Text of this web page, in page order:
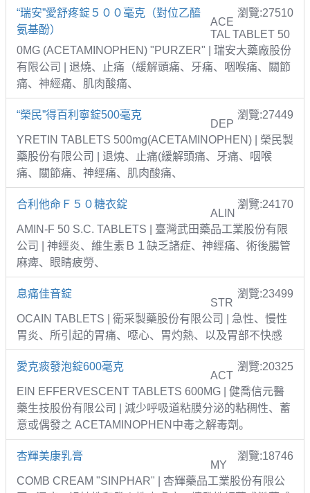
“瑞安”愛舒疼錠５００毫克（對位乙醯
氨基酚）
瀏覽:27510
ACE
TAL TABLET 50
0MG (ACETAMINOPHEN) "PURZER" | 瑞安大藥廠股份
有限公司 | 退燒、止痛（緩解頭痛、牙痛、咽喉痛、關節
痛、神經痛、肌肉酸痛、
“榮民”得百利寧錠500毫克 瀏覽:27449
DEP
YRETIN TABLETS 500mg(ACETAMINOPHEN) | 榮民製
藥股份有限公司 | 退燒、止痛(緩解頭痛、牙痛、咽喉
痛、關節痛、神經痛、肌肉酸痛、
合利他命Ｆ５０糖衣錠 瀏覽:24170
ALIN
AMIN-F 50 S.C. TABLETS | 臺灣武田藥品工業股份有限
公司 | 神經炎、維生素Ｂ１缺乏諸症、神經痛、術後腸管
麻痺、眼睛疲勞、
息痛佳音錠 瀏覽:23499
STR
OCAIN TABLETS | 衛采製藥股份有限公司 | 急性、慢性
胃炎、所引起的胃痛、噁心、胃灼熱、以及胃部不快感
愛克痰發泡錠600毫克 瀏覽:20325
ACT
EIN EFFERVESCENT TABLETS 600MG | 健喬信元醫
藥生技股份有限公司 | 減少呼吸道粘膜分泌的粘稠性、蓄
意或偶發之 ACETAMINOPHEN中毒之解毒劑。
杏輝美康乳膏 瀏覽:18746
MY
COMB CREAM "SINPHAR" | 杏輝藥品工業股份有限公